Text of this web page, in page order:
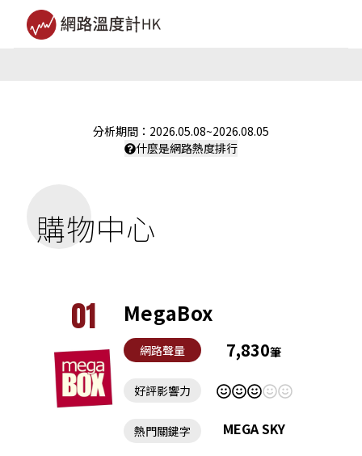
分析期間： 2026.05.08~2026.08.05
什麼是網路熱度排行
購物中心
01 MegaBox
網路聲量 7,830筆
好評影響力
熱門關鍵字 MEGA SKY